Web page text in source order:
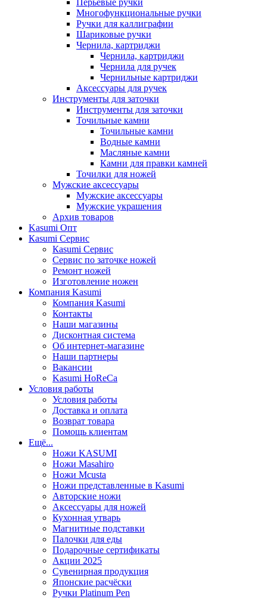
Многофункциональные ручки
Ручки для каллиграфии
Шариковые ручки
Чернила, картриджи
Чернила, картриджи
Чернила для ручек
Чернильные картриджи
Аксессуары для ручек
Инструменты для заточки
Инструменты для заточки
Точильные камни
Точильные камни
Водные камни
Масляные камни
Камни для правки камней
Точилки для ножей
Мужские аксессуары
Мужские аксессуары
Мужские украшения
Архив товаров
Kasumi Опт
Кasumi Сервис
Кasumi Сервис
Сервис по заточке ножей
Ремонт ножей
Изготовление ножен
Компания Kasumi
Компания Kasumi
Контакты
Наши магазины
Дисконтная система
Об интернет-магазине
Наши партнеры
Вакансии
Kasumi HoReCa
Условия работы
Условия работы
Доставка и оплата
Возврат товара
Помощь клиентам
Ещё...
Ножи KASUMI
Ножи Masahiro
Ножи Mcusta
Ножи представленные в Kasumi
Авторские ножи
Аксессуары для ножей
Кухонная утварь
Магнитные подставки
Палочки для еды
Подарочные сертификаты
Акции 2025
Сувенирная продукция
Японские расчёски
Ручки Platinum Pen